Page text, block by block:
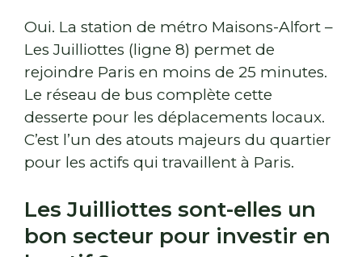
Oui. La station de métro Maisons-Alfort –
Les Juilliottes (ligne 8) permet de
rejoindre Paris en moins de 25 minutes.
Le réseau de bus complète cette
desserte pour les déplacements locaux.
C’est l’un des atouts majeurs du quartier
pour les actifs qui travaillent à Paris.
Les Juilliottes sont-elles un
bon secteur pour investir en